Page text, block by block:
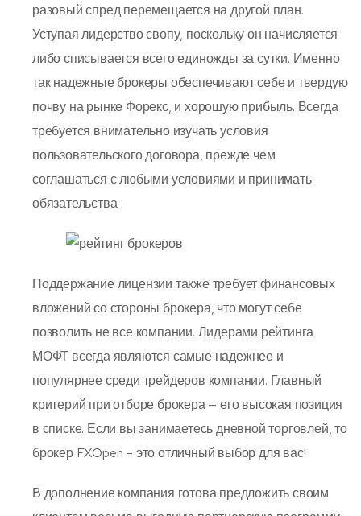
разовый спред перемещается на другой план.
Уступая лидерство свопу, поскольку он начисляется
либо списывается всего единожды за сутки. Именно
так надежные брокеры обеспечивают себе и твердую
почву на рынке Форекс, и хорошую прибыль. Всегда
требуется внимательно изучать условия
пользовательского договора, прежде чем
соглашаться с любыми условиями и принимать
обязательства.
Поддержание лицензии также требует финансовых
вложений со стороны брокера, что могут себе
позволить не все компании. Лидерами рейтинга
МОФТ всегда являются самые надежнее и
популярнее среди трейдеров компании. Главный
критерий при отборе брокера — его высокая позиция
в списке. Если вы занимаетесь дневной торговлей, то
брокер FXOpen – это отличный выбор для вас!
В дополнение компания готова предложить своим